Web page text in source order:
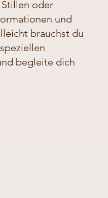
oder
und
brauchst du
begleite dich